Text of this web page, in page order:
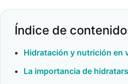
Índice de
Hidratación y nutrición en
La importancia de